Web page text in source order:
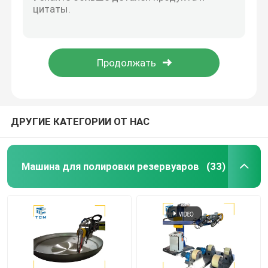
Машина CNC полируя
Машина для полировки проволоки
Автоматическая машина для полировки стальной
Планировщик сварки
ДРУГИЕ КАТЕГОРИИ ОТ НАС
Машина для полировки резервуаров (33)